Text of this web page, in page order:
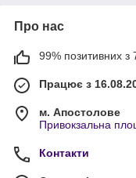
Про нас
99% позитивних з
Працює з
м. Апостолове
Привокзальна
Контакти